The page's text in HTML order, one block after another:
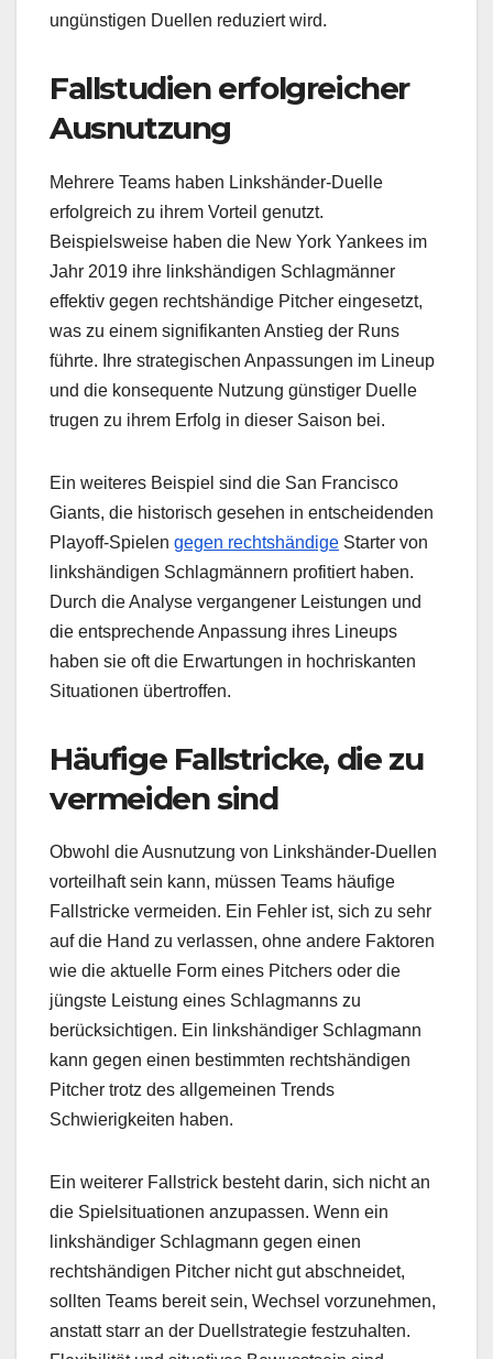
ungünstigen Duellen reduziert wird.
Fallstudien erfolgreicher
Ausnutzung
Mehrere Teams haben Linkshänder-Duelle
erfolgreich zu ihrem Vorteil genutzt.
Beispielsweise haben die New York Yankees im
Jahr 2019 ihre linkshändigen Schlagmänner
effektiv gegen rechtshändige Pitcher eingesetzt,
was zu einem signifikanten Anstieg der Runs
führte. Ihre strategischen Anpassungen im Lineup
und die konsequente Nutzung günstiger Duelle
trugen zu ihrem Erfolg in dieser Saison bei.
Ein weiteres Beispiel sind die San Francisco
Giants, die historisch gesehen in entscheidenden
Playoff-Spielen gegen rechtshändige Starter von
linkshändigen Schlagmännern profitiert haben.
Durch die Analyse vergangener Leistungen und
die entsprechende Anpassung ihres Lineups
haben sie oft die Erwartungen in hochriskanten
Situationen übertroffen.
Häufige Fallstricke, die zu
vermeiden sind
Obwohl die Ausnutzung von Linkshänder-Duellen
vorteilhaft sein kann, müssen Teams häufige
Fallstricke vermeiden. Ein Fehler ist, sich zu sehr
auf die Hand zu verlassen, ohne andere Faktoren
wie die aktuelle Form eines Pitchers oder die
jüngste Leistung eines Schlagmanns zu
berücksichtigen. Ein linkshändiger Schlagmann
kann gegen einen bestimmten rechtshändigen
Pitcher trotz des allgemeinen Trends
Schwierigkeiten haben.
Ein weiterer Fallstrick besteht darin, sich nicht an
die Spielsituationen anzupassen. Wenn ein
linkshändiger Schlagmann gegen einen
rechtshändigen Pitcher nicht gut abschneidet,
sollten Teams bereit sein, Wechsel vorzunehmen,
anstatt starr an der Duellstrategie festzuhalten.